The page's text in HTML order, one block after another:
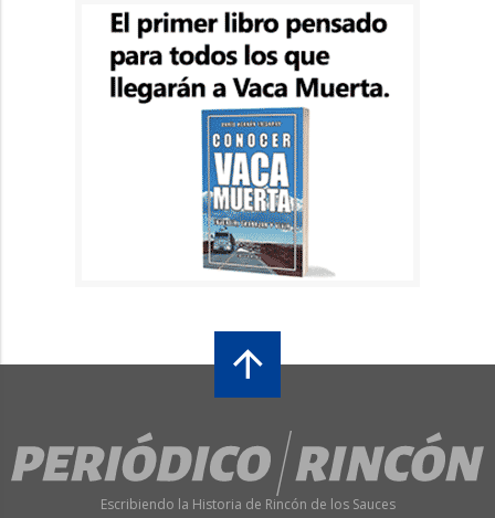
Escribiendo la Historia de Rincón de los Sauces